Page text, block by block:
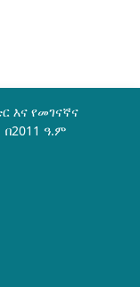
እና የመገናኛና
ዓ.ም